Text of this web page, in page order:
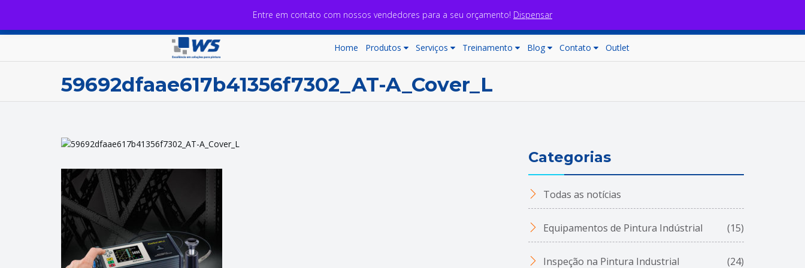
Home Produtos Serviços Treinamento Blog Contato Outlet
59692dfaae617b41356f7302_AT-A_Cover_L
Categorias
Todas as notícias
Equipamentos de Pintura Indústrial (15)
Inspeção na Pintura Industrial (24)
Entre em contato com nossos vendedores para a seu orçamento! Dispensar